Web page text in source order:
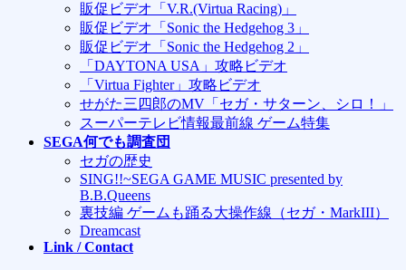
販促ビデオ「V.R.(Virtua Racing)」
販促ビデオ「Sonic the Hedgehog 3」
販促ビデオ「Sonic the Hedgehog 2」
「DAYTONA USA」攻略ビデオ
「Virtua Fighter」攻略ビデオ
せがた三四郎のMV「セガ・サターン、シロ！」
スーパーテレビ情報最前線 ゲーム特集
SEGA何でも調査団
セガの歴史
SING!!~SEGA GAME MUSIC presented by
B.B.Queens
裏技編 ゲームも踊る大操作線（セガ・MarkIII）
Dreamcast
Link / Contact